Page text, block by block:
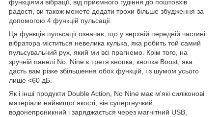
функціями вібрації, від приємного гудіння до поштовхів
радості, ви також можете додати трохи більше збудження за
допомогою 4 функцій пульсації.
Ця функція пульсації означає, що у верхній передній частині
вібратора міститься невелика кулька, яка робить той самий
пульсувальний рух, який ми всі прагнемо. Крім того, на
зручній панелі No. Nine є третя кнопка, кнопка Boost, яка
дасть вам різке збільшення обох функцій, і з шумом усього
лише <60 дБ.
Як і інші продукти Double Action, No Nine має м'які силіконові
матеріали найвищої якості, він супергнучкий,
водонепроникний і заряджається через магнітний USB,